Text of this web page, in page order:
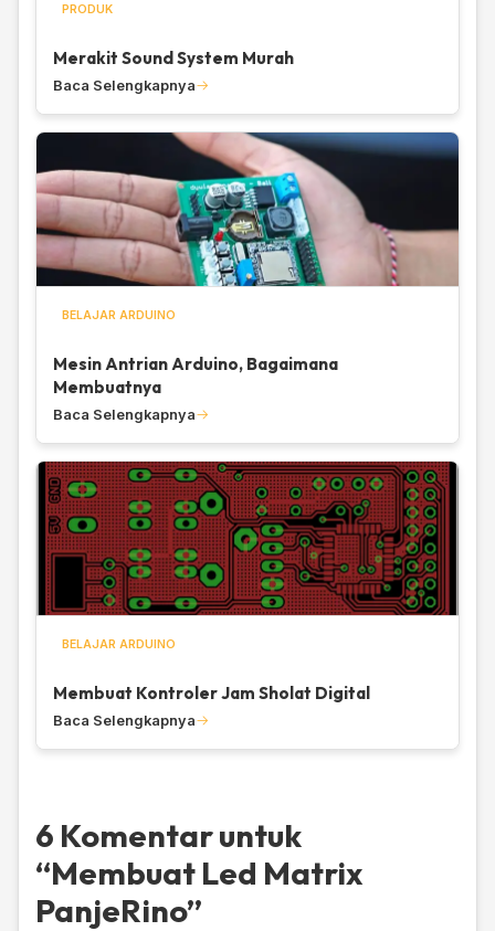
PRODUK
Merakit Sound System Murah
Baca Selengkapnya
BELAJAR ARDUINO
Mesin Antrian Arduino, Bagaimana
Membuatnya
Baca Selengkapnya
BELAJAR ARDUINO
Membuat Kontroler Jam Sholat Digital
Baca Selengkapnya
6 Komentar untuk
“Membuat Led Matrix
PanjeRino”